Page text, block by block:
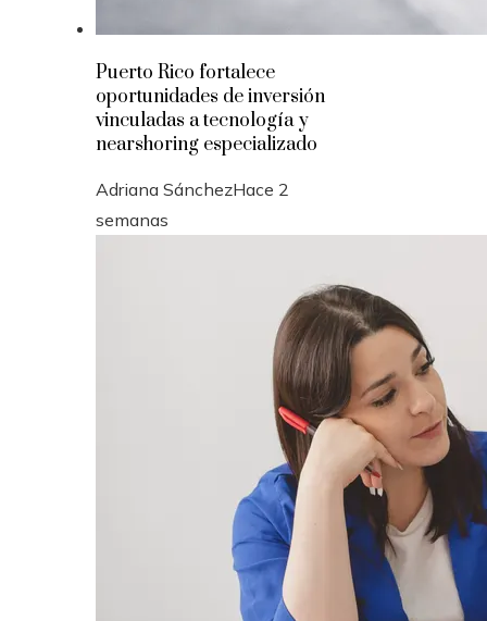
Puerto Rico fortalece
oportunidades de inversión
vinculadas a tecnología y
nearshoring especializado
Adriana SánchezHace 2
semanas